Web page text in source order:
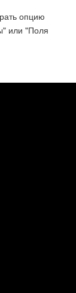
опцию
или "Поля